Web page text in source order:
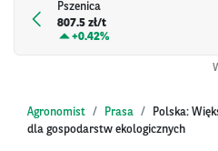
Pszenica
807.5 zł/t
+0.42%
Agronomist Prasa
Polska:
dla gospodarstw ekologicznych